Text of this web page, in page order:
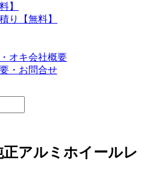
】
り【無料】
オキ会社概要
・お問合せ
アルミホイールレ